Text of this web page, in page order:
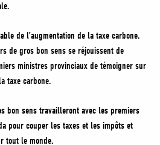
de l’augmentation de la taxe carbone.
de gros bon sens se réjouissent de
ministres provinciaux de témoigner sur
taxe carbone.
bon sens travailleront avec les premiers
pour couper les taxes et les impôts et
tout le monde.